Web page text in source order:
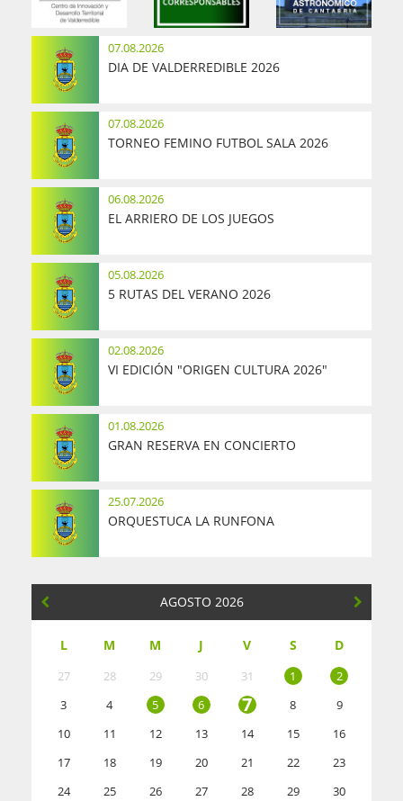
07.08.2026
DIA DE VALDERREDIBLE 2026
07.08.2026
TORNEO FEMINO FUTBOL SALA 2026
06.08.2026
EL ARRIERO DE LOS JUEGOS
05.08.2026
5 RUTAS DEL VERANO 2026
02.08.2026
VI EDICIÓN "ORIGEN CULTURA 2026"
01.08.2026
GRAN RESERVA EN CONCIERTO
25.07.2026
ORQUESTUCA LA RUNFONA
AGOSTO 2026
L M M J V S D
27 28 29 30 31 1
2
3
4 5 6 7 8
9
10
11 12 13 14 15
16
17
18 19 20 21 22
23
24
25 26 27 28 29
30